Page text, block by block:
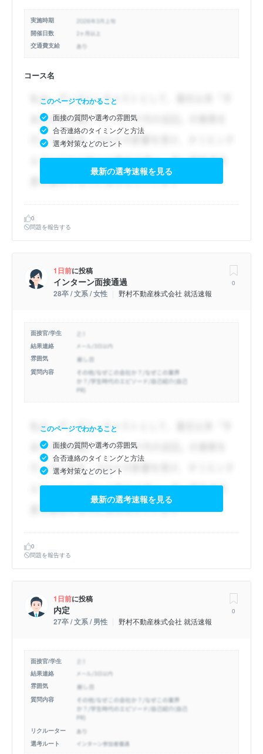
実施時期
開催日数
交通費支給
コース名
このページでわかること
面接の質問や選考の雰囲気
合否連絡のタイミングと方法
選考対策などのヒント
最新の選考速報を見る
0
問題を報告する
1日前に投稿
インターン面接通過
28卒 / 文系 / 女性 野村不動産株式会社 就活速報
0
面接官/学生
結果連絡
雰囲気
質問内容
このページでわかること
面接の質問や選考の雰囲気
合否連絡のタイミングと方法
選考対策などのヒント
最新の選考速報を見る
0
問題を報告する
1日前に投稿
内定
27卒 / 文系 / 男性 野村不動産株式会社 就活速報
0
面接官/学生
結果連絡
雰囲気
質問内容
リクルーター
選考ルート